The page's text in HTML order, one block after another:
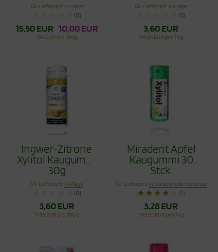
Erdbeere 30g im
Set
Lieferzeit:1-4 Tage
(0)
15,50 EUR 10,00 EUR
7,14 EUR pro 100g
Lieferzeit:1-4 Tage
(0)
3,60 EUR
119,84 EUR pro 1 kg
Ingwer-Zitrone
Xylitol Kaugummi
30g
Lieferzeit:1-4 Tage
(0)
3,60 EUR
11,98 EUR pro 100 g
Miradent Apfel
Kaugummi 30
Stck.
Lieferzeit: in Kürze wieder lieferbar
(1)
3,28 EUR
109,50 EUR pro 1 kg